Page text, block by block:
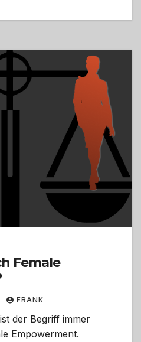
Female
FRANK
der Begriff immer
Empowerment.